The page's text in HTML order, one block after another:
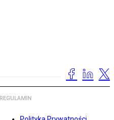
REGULAMIN